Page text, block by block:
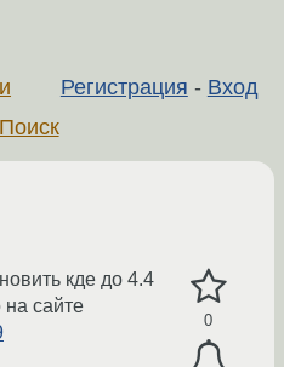
Регистрация - Вход
Поиск
0
кде до 4.4
на сайте